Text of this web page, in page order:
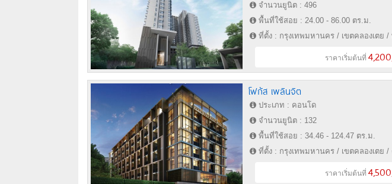
จำนวนยูนิต : 496
พื้นที่ใช้สอย : 24.00 - 86.00 ตร.ม.
ที่ตั้ง : กรุงเทพมหานคร / เขตคลองเตย /
ราคาเริ่มต้นที่
โฟกัส เพลินจิต
ประเภท : คอนโด
จำนวนยูนิต : 132
พื้นที่ใช้สอย : 34.46 - 124.47 ตร.ม.
ที่ตั้ง : กรุงเทพมหานคร / เขตคลองเตย /
ราคาเริ่มต้นที่